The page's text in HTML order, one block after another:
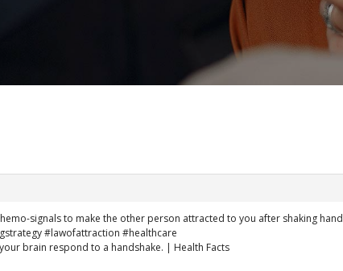
signals to make the other person attracted to you after shaking
#lawofattraction #healthcare
brain respond to a handshake. | Health Facts